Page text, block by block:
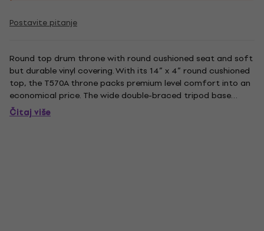
Postavite pitanje
Round top drum throne with round cushioned seat and soft
but durable vinyl covering. With its 14” x 4” round cushioned
top, the T570A throne packs premium level comfort into an
economical price. The wide double-braced tripod base
make it stable while the steel height adjustment tube with
memory lock make it durable and secure enough for
Čitaj više